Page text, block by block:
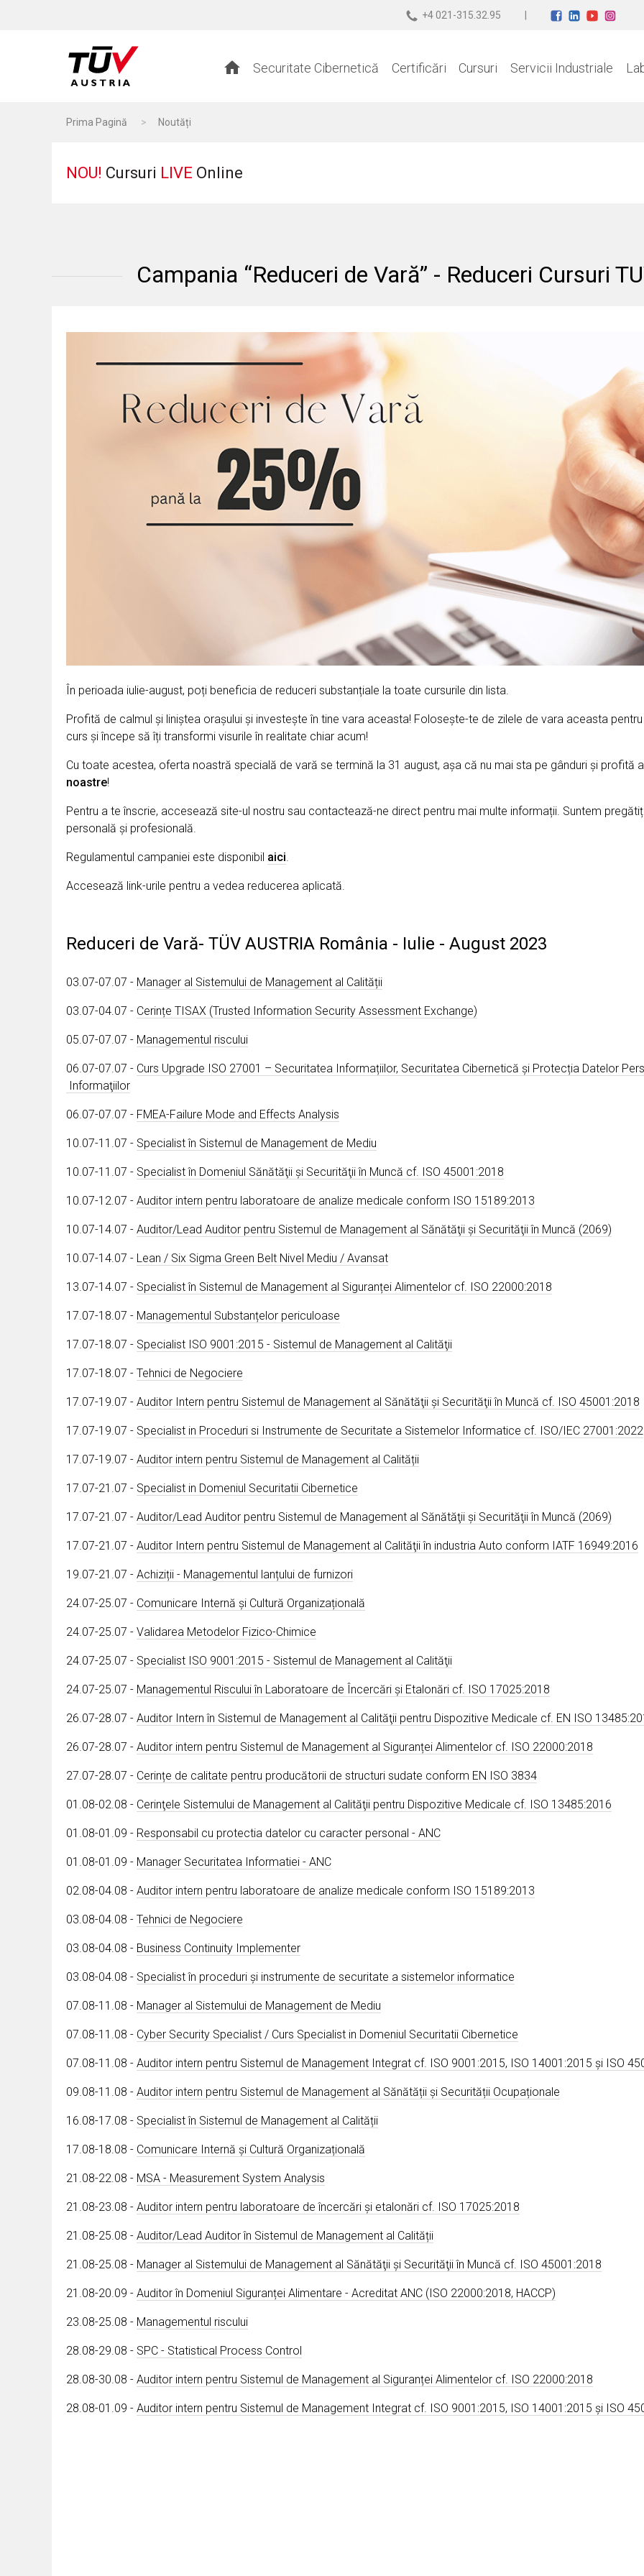
+4 021-315.32.95
Securitate Cibernetică Certificări Cursuri Servicii Industriale
Prima Pagină > Noutăți
NOU! Cursuri LIVE Online
Campania “Reduceri de Vară” - Reduceri Cursuri
În perioada iulie-august, poți beneficia de reduceri substanțiale la toate cursurile din lista.
Profită de calmul și liniștea orașului și investește în tine vara aceasta! Folosește-te de zilele de vara aceasta
curs și începe să îți transformi visurile în realitate chiar acum!
Cu toate acestea, oferta noastră specială de vară se termină la 31 august, așa că nu mai sta pe gânduri și profită
noastre!
Pentru a te înscrie, accesează site-ul nostru sau contactează-ne direct pentru mai multe informații. Suntem
personală și profesională.
Regulamentul campaniei este disponibil aici.
Accesează link-urile pentru a vedea reducerea aplicată.
Reduceri de Vară- TÜV AUSTRIA România - Iulie - August 2023
03.07-07.07 - Manager al Sistemului de Management al Calității
03.07-04.07 - Cerințe TISAX (Trusted Information Security Assessment Exchange)
05.07-07.07 - Managementul riscului
06.07-07.07 - Curs Upgrade ISO 27001 – Securitatea Informațiilor, Securitatea Cibernetică și Protecția Datelor
Informaţiilor
06.07-07.07 - FMEA-Failure Mode and Effects Analysis
10.07-11.07 - Specialist în Sistemul de Management de Mediu
10.07-11.07 - Specialist în Domeniul Sănătăţii şi Securităţii în Muncă cf. ISO 45001:2018
10.07-12.07 - Auditor intern pentru laboratoare de analize medicale conform ISO 15189:2013
10.07-14.07 - Auditor/Lead Auditor pentru Sistemul de Management al Sănătăţii şi Securităţii în Muncă (2069)
10.07-14.07 - Lean / Six Sigma Green Belt Nivel Mediu / Avansat
13.07-14.07 - Specialist în Sistemul de Management al Siguranței Alimentelor cf. ISO 22000:2018
17.07-18.07 - Managementul Substanțelor periculoase
17.07-18.07 - Specialist ISO 9001:2015 - Sistemul de Management al Calităţii
17.07-18.07 - Tehnici de Negociere
17.07-19.07 - Auditor Intern pentru Sistemul de Management al Sănătăţii şi Securităţii în Muncă cf. ISO 45001:2018
17.07-19.07 - Specialist in Proceduri si Instrumente de Securitate a Sistemelor Informatice cf. ISO/IEC 27001:2022
17.07-19.07 - Auditor intern pentru Sistemul de Management al Calității
17.07-21.07 - Specialist in Domeniul Securitatii Cibernetice
17.07-21.07 - Auditor/Lead Auditor pentru Sistemul de Management al Sănătăţii şi Securităţii în Muncă (2069)
17.07-21.07 - Auditor Intern pentru Sistemul de Management al Calităţii în industria Auto conform IATF 16949:2016
19.07-21.07 - Achiziții - Managementul lanțului de furnizori
24.07-25.07 - Comunicare Internă și Cultură Organizațională
24.07-25.07 - Validarea Metodelor Fizico-Chimice
24.07-25.07 - Specialist ISO 9001:2015 - Sistemul de Management al Calităţii
24.07-25.07 - Managementul Riscului în Laboratoare de Încercări și Etalonări cf. ISO 17025:2018
26.07-28.07 - Auditor Intern în Sistemul de Management al Calităţii pentru Dispozitive Medicale cf. EN ISO
26.07-28.07 - Auditor intern pentru Sistemul de Management al Siguranței Alimentelor cf. ISO 22000:2018
27.07-28.07 - Cerințe de calitate pentru producătorii de structuri sudate conform EN ISO 3834
01.08-02.08 - Cerinţele Sistemului de Management al Calităţii pentru Dispozitive Medicale cf. ISO 13485:2016
01.08-01.09 - Responsabil cu protectia datelor cu caracter personal - ANC
01.08-01.09 - Manager Securitatea Informatiei - ANC
02.08-04.08 - Auditor intern pentru laboratoare de analize medicale conform ISO 15189:2013
03.08-04.08 - Tehnici de Negociere
03.08-04.08 - Business Continuity Implementer
03.08-04.08 - Specialist în proceduri și instrumente de securitate a sistemelor informatice
07.08-11.08 - Manager al Sistemului de Management de Mediu
07.08-11.08 - Cyber Security Specialist / Curs Specialist in Domeniul Securitatii Cibernetice
07.08-11.08 - Auditor intern pentru Sistemul de Management Integrat cf. ISO 9001:2015, ISO 14001:2015 şi ISO
09.08-11.08 - Auditor intern pentru Sistemul de Management al Sănătății și Securității Ocupaționale
16.08-17.08 - Specialist în Sistemul de Management al Calității
17.08-18.08 - Comunicare Internă și Cultură Organizațională
21.08-22.08 - MSA - Measurement System Analysis
21.08-23.08 - Auditor intern pentru laboratoare de încercări și etalonări cf. ISO 17025:2018
21.08-25.08 - Auditor/Lead Auditor în Sistemul de Management al Calității
21.08-25.08 - Manager al Sistemului de Management al Sănătăţii şi Securităţii în Muncă cf. ISO 45001:2018
21.08-20.09 - Auditor în Domeniul Siguranței Alimentare - Acreditat ANC (ISO 22000:2018, HACCP)
23.08-25.08 - Managementul riscului
28.08-29.08 - SPC - Statistical Process Control
28.08-30.08 - Auditor intern pentru Sistemul de Management al Siguranței Alimentelor cf. ISO 22000:2018
28.08-01.09 - Auditor intern pentru Sistemul de Management Integrat cf. ISO 9001:2015, ISO 14001:2015 şi ISO